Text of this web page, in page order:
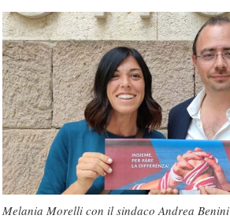
Melania Morelli con il sindaco Andrea Benini